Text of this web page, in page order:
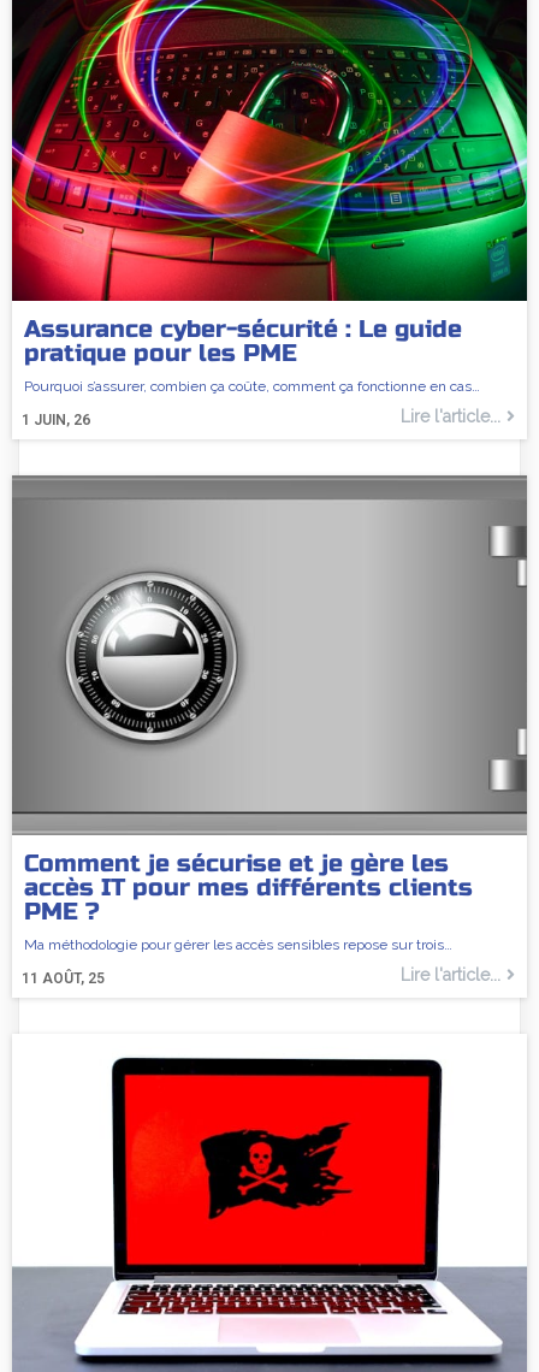
Assurance cyber-sécurité : Le guide
pratique pour les PME
1 JUIN, 26
Pourquoi s’assurer, combien ça coûte, comment ça fonctionne en cas…
Lire l'article...
Comment je sécurise et je gère les
accès IT pour mes différents clients
PME ?
11 AOÛT, 25
Ma méthodologie pour gérer les accès sensibles repose sur trois…
Lire l'article...